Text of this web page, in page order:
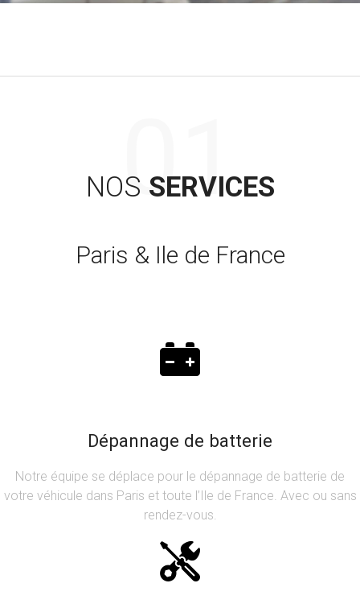
NOS SERVICES
Paris & Ile de France
Dépannage de batterie
Notre équipe se déplace pour le dépannage de batterie de
votre véhicule dans Paris et toute l’Ile de France. Avec ou sans
rendez-vous.